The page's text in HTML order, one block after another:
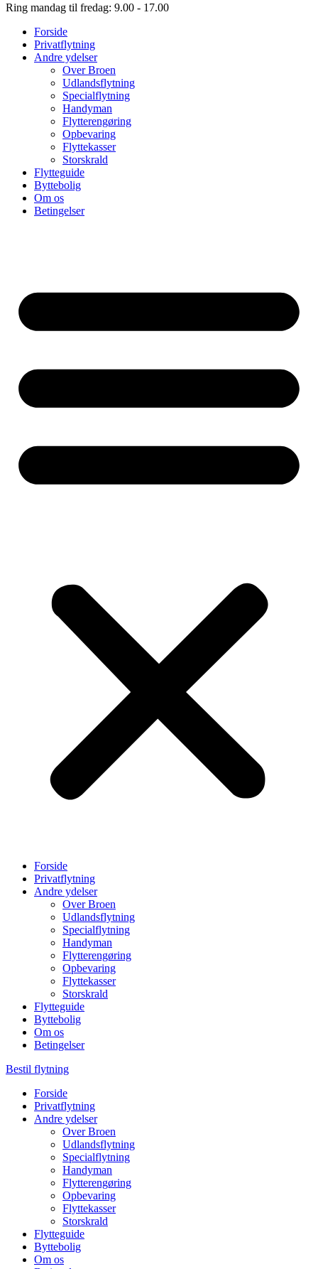
Ring mandag til fredag: 9.00 - 17.00
Forside
Privatflytning
Andre ydelser
Over Broen
Udlandsflytning
Specialflytning
Handyman
Flytterengøring
Opbevaring
Flyttekasser
Storskrald
Flytteguide
Byttebolig
Om os
Betingelser
Forside
Privatflytning
Andre ydelser
Over Broen
Udlandsflytning
Specialflytning
Handyman
Flytterengøring
Opbevaring
Flyttekasser
Storskrald
Flytteguide
Byttebolig
Om os
Betingelser
Bestil flytning
Forside
Privatflytning
Andre ydelser
Over Broen
Udlandsflytning
Specialflytning
Handyman
Flytterengøring
Opbevaring
Flyttekasser
Storskrald
Flytteguide
Byttebolig
Om os